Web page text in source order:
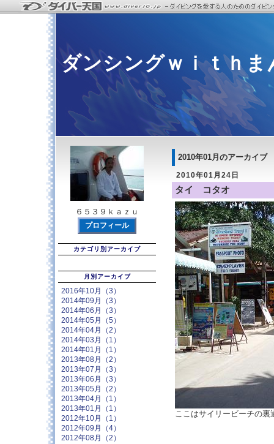
ダンシングｗｉｔｈま
2010年01月のアーカイブ
2010年01月24日
タイ コタオ
ここはサイリービーチの
６５３９ｋａｚｕ
プロフィール
カテゴリ別アーカイブ
月別アーカイブ
2016年10月（3）
2014年09月（3）
2014年06月（3）
2014年05月（5）
2014年04月（2）
2014年03月（1）
2014年01月（1）
2013年08月（2）
2013年07月（3）
2013年06月（3）
2013年05月（2）
2013年04月（1）
2013年01月（1）
2012年10月（1）
2012年09月（4）
2012年08月（2）